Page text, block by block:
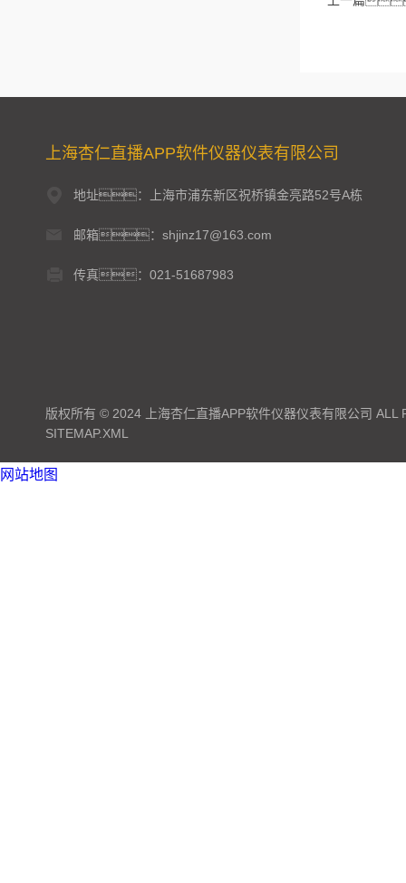
上海杏仁直播APP软件仪器仪表有限公司
地址：上海市浦东新区祝桥镇金亮路52号A栋
邮箱：shjinz17@163.com
传真：021-51687983
版权所有 © 2024 上海杏仁直播APP软件仪器仪表有限公司 ALL
SITEMAP.XML
网站地图